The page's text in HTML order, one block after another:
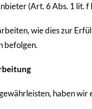
(Art. 6 Abs. 1 lit. f
wie dies zur
befolgen.
haben